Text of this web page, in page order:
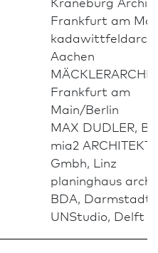
Frank­furt am
Aachen
Frank­furt am
Main/Berlin
MAX DUDLER,
mia2
Gmbh, Linz
planinghaus
BDA, Darm­stadt
UNStudio, Delft